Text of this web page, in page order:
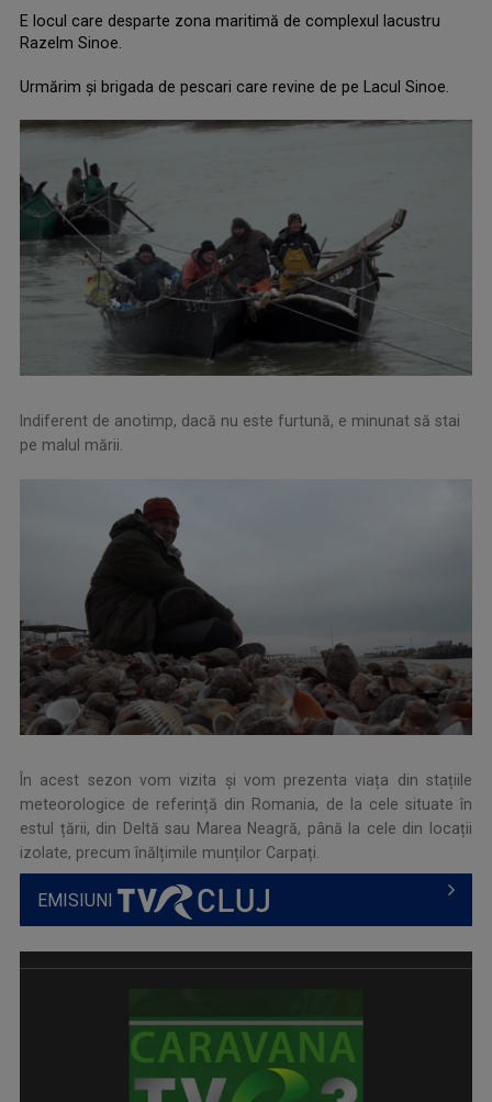
E locul care desparte zona maritimă de complexul lacustru
Razelm Sinoe.
Urmărim și brigada de pescari care revine de pe Lacul Sinoe.
Indiferent de anotimp, dacă nu este furtună, e minunat să stai
pe malul mării.
În acest sezon vom vizita și vom prezenta viața din stațiile
meteorologice de referință din Romania, de la cele situate în
estul țării, din Deltă sau Marea Neagră, până la cele din locații
izolate, precum înălțimile munților Carpați.
EMISIUNI